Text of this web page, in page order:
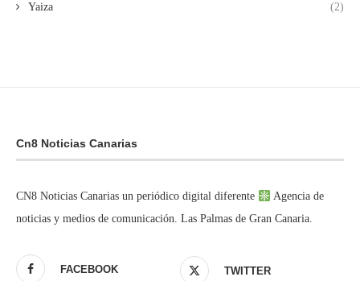
Yaiza (2)
Cn8 Noticias Canarias
CN8 Noticias Canarias un periódico digital diferente
Agencia de
noticias y medios de comunicación. Las Palmas de Gran Canaria.
FACEBOOK TWITTER